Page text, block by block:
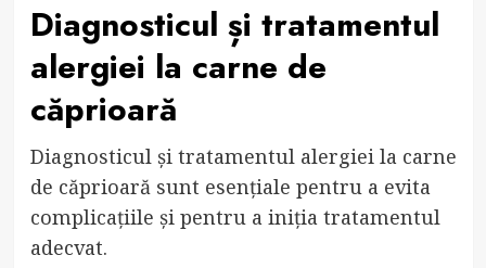
Diagnosticul și tratamentul
alergiei la carne de
căprioară
Diagnosticul și tratamentul alergiei la carne
de căprioară sunt esențiale pentru a evita
complicațiile și pentru a iniția tratamentul
adecvat.